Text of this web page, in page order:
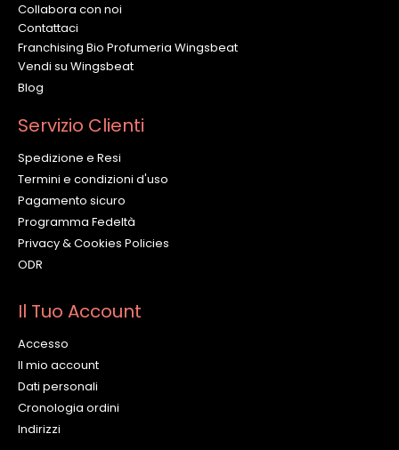
Collabora con noi
Contattaci
Franchising Bio Profumeria Wingsbeat
Vendi su Wingsbeat
Blog
Servizio Clienti
Spedizione e Resi
Termini e condizioni d'uso
Pagamento sicuro
Programma Fedeltà
Privacy & Cookies Policies
ODR
Il Tuo Account
Accesso
Il mio account
Dati personali
Cronologia ordini
Indirizzi